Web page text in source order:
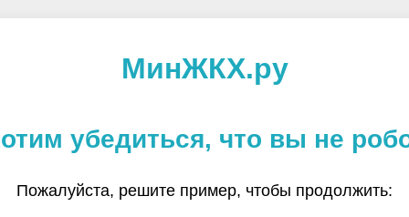
МинЖКХ.ру
убедиться, что вы не
Пожалуйста, решите пример, чтобы продолжить: